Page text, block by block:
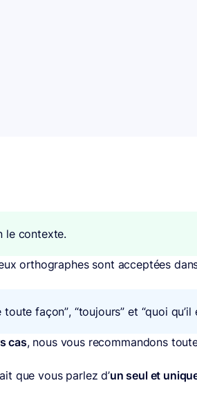
le contexte.
orthographes sont acceptées
façon”, “toujours” et “quoi qu’il
cas, nous vous recommandons
que vous parlez d’un seul et